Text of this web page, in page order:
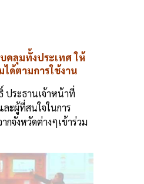
คลุมทั้งประเทศ ให้
ด้ตามการใช้งาน
ประธานเจ้าหน้าที่
ะผู้ที่สนใจในการ
จังหวัดต่างๆเข้าร่วม